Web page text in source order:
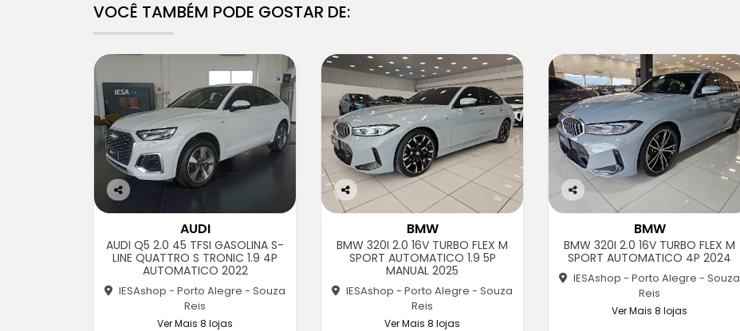
VOCÊ TAMBÉM PODE GOSTAR DE:
Co
rtil
he
AUDI
AUDI Q5 2.0 45 TFSI GASOLINA S-
LINE QUATTRO S TRONIC 1.9 4P
AUTOMATICO 2022
IESAshop - Porto Alegre - Souza
Reis
Ver Mais 8 lojas
Co
rtil
he
BMW
BMW 320I 2.0 16V TURBO FLEX M
SPORT AUTOMATICO 1.9 5P
MANUAL 2025
IESAshop - Porto Alegre - Souza
Reis
Ver Mais 8 lojas
Co
rtil
he
BMW
BMW 320I 2.0 16V TURBO FLEX M
SPORT AUTOMATICO 4P 2024
IESAshop - Porto Alegre - Souza
Reis
Ver Mais 8 lojas